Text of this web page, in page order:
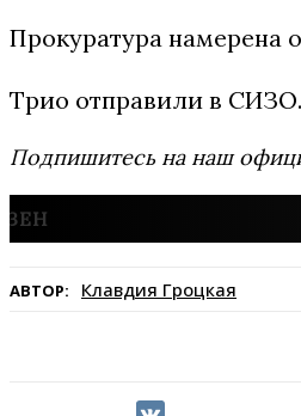
Прокуратура намерена
Трио отправили в СИЗО.
Подпишитесь на наш
АВТОР: Клавдия Гроцкая